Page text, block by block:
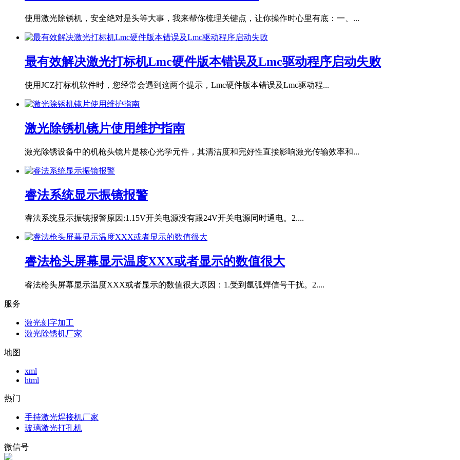
使用激光除锈机，安全绝对是头等大事，我来帮你梳理关键点，让你操作时心里有底：一、...
最有效解决激光打标机Lmc硬件版本错误及Lmc驱动程序启动失败
使用JCZ打标机软件时，您经常会遇到这两个提示，Lmc硬件版本错误及Lmc驱动程...
激光除锈机镜片使用维护指南
激光除锈设备中的机枪头镜片是核心光学元件，其清洁度和完好性直接影响激光传输效率和...
睿法系统显示振镜报警
睿法系统显示振镜报警原因:1.15V开关电源没有跟24V开关电源同时通电。2....
睿法枪头屏幕显示温度XXX或者显示的数值很大
睿法枪头屏幕显示温度XXX或者显示的数值很大原因：1.受到氩弧焊信号干扰。2....
服务
激光刻字加工
激光除锈机厂家
地图
xml
html
热门
手持激光焊接机厂家
玻璃激光打孔机
微信号